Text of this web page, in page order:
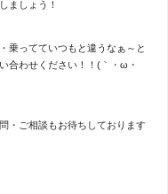
ましょう！
乗ってていつもと違うなぁ～と
合わせください！！(｀・ω・
・ご相談もお待ちしております